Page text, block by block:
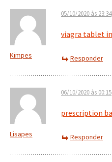
Kimpes
05/10/2020 às 23:34
viagra tablet
Responder
Lisapes
06/10/2020 às 00:15
prescription
Responder